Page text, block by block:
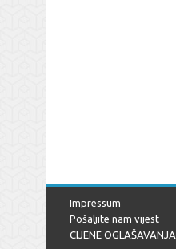
Impressum
Pošaljite nam vijest
CIJENE OGLAŠAVANJA